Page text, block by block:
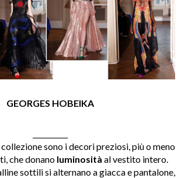
GEORGES HOBEIKA
sono i decori preziosi, più o meno
che donano luminosità al vestito intero.
sottili si alternano a giacca e pantalone,